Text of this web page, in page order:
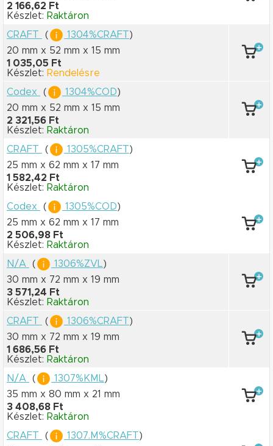
2 166,62 Ft
Készlet: Raktáron
CRAFT
( 1304%CRAFT)
20 mm x 52 mm x 15 mm
1 035,05 Ft
Készlet: Rendelésre
Codex
( 1304%COD)
20 mm x 52 mm x 15 mm
2 321,56 Ft
Készlet: Raktáron
CRAFT
( 1305%CRAFT)
25 mm x 62 mm x 17 mm
1 582,42 Ft
Készlet: Raktáron
Codex
( 1305%COD)
25 mm x 62 mm x 17 mm
2 506,98 Ft
Készlet: Raktáron
N/A
( 1306%ZVL)
30 mm x 72 mm x 19 mm
3 571,24 Ft
Készlet: Raktáron
CRAFT
( 1306%CRAFT)
30 mm x 72 mm x 19 mm
1 686,56 Ft
Készlet: Raktáron
N/A
( 1307%KML)
35 mm x 80 mm x 21 mm
3 408,68 Ft
Készlet: Raktáron
CRAFT
( 1307.M%CRAFT)